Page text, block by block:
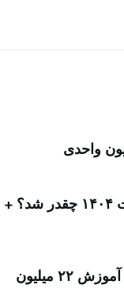
ارزش سهام عدالت امروز ۱۷ اردیبهشت ۱۴۰۴ چقدر شد؟ +
آماده باش برای بورس ۱۴۰۴ / همراه آموزش ۲۲ میلیون